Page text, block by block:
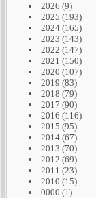
2026 (9)
2025 (193)
2024(165)
2023 (143)
2022 (147)
2021 (150)
2020 (107)
2019 (83)
2018 (79)
2017 (90)
2016 (116)
2015 (95)
2014(67)
2013 (70)
2012 (69)
2011 (23)
2010 (15)
0000 (1)